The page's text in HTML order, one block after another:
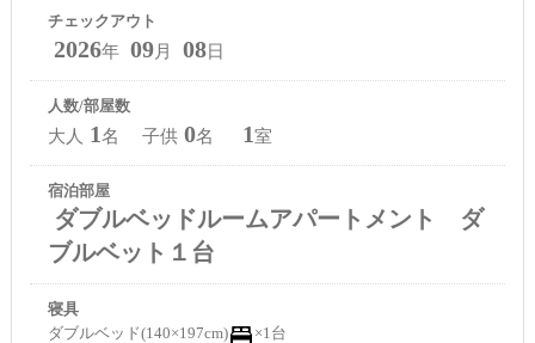
チェックアウト
2026年 09月 08日
人数/部屋数
大人 1名 子供 0名 1室
宿泊部屋
ダブルベッドルームアパートメント ダ
ブルベット１台
寝具
ダブルベッド(140×197cm)
×1台